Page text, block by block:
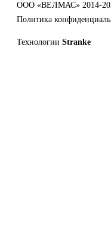
ООО «ВЕЛМАС» 2014-
Политика
Технологии Stranke